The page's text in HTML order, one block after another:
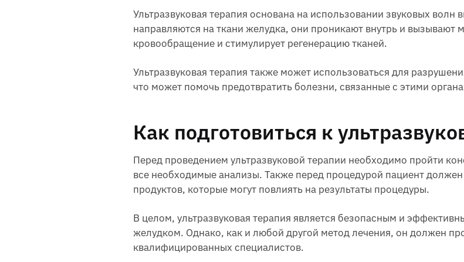
Ультразвуковая терапия основана на использовании звуковых волн
направляются на ткани желудка, они проникают внутрь и вызывают
кровообращение и стимулирует регенерацию тканей.
Ультразвуковая терапия также может использоваться для
что может помочь предотвратить болезни, связанные с этими
Как подготовиться к
Перед проведением ультразвуковой терапии необходимо пройти
все необходимые анализы. Также перед процедурой пациент
продуктов, которые могут повлиять на результаты процедуры.
В целом, ультразвуковая терапия является безопасным и
желудком. Однако, как и любой другой метод лечения, он должен
квалифицированных специалистов.